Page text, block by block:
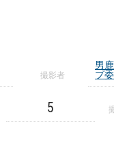
撮影者
男
プ
5